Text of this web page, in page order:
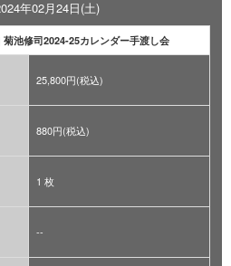
年02月24日(土)
菊池修司2024-25カレンダー手渡し会
25,800円(税込)
880円(税込)
1 枚
--